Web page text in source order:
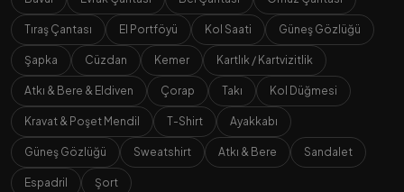
Tıraş Çantası El Portföyü Kol Saati Güneş Gözlüğü
Şapka Cüzdan Kemer Kartlık / Kartvizitlik
Atkı & Bere & Eldiven Çorap Takı Kol Düğmesi
Kravat & Poşet Mendil T-Shirt Ayakkabı
Güneş Gözlüğü Sweatshirt Atkı & Bere Sandalet
Espadril Şort